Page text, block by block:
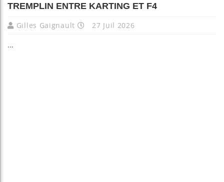
TREMPLIN ENTRE KARTING ET F4
Gilles Gaignault 27 Juil 2026
...